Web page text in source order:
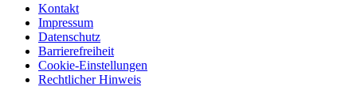
Kontakt
Impressum
Datenschutz
Barrierefreiheit
Cookie-Einstellungen
Rechtlicher Hinweis